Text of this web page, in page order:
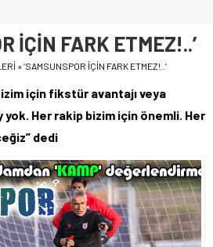
İÇİN FARK ETMEZ!..’
»‘SAMSUNSPOR İÇİN FARK ETMEZ!..’
için fikstür avantajı veya
yok. Her rakip bizim için önemli. Her
dedi